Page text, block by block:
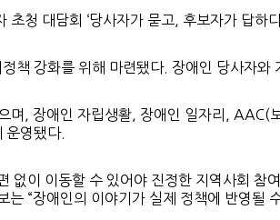
청 대담회 ‘당사자가 묻고, 후보자가 답하다
책 강화를 위해 마련됐다. 장애인 당사자
, 장애인 자립생활, 장애인 일자리,
운영됐다.
이 이동할 수 있어야 진정한 지역사회 참
“장애인의 이야기가 실제 정책에 반영될